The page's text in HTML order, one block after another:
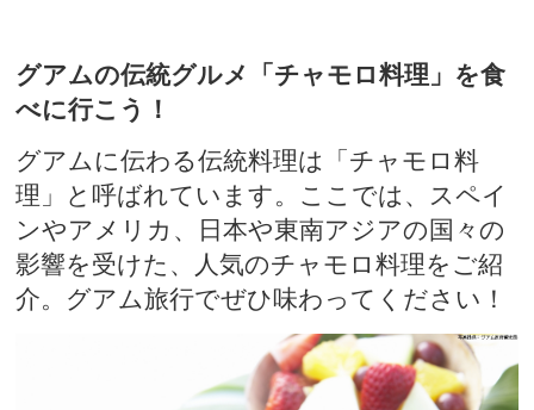
グアムの伝統グルメ「チャモロ料理」を食
べに行こう！
グアムに伝わる伝統料理は「チャモロ料
理」と呼ばれています。ここでは、スペイ
ンやアメリカ、日本や東南アジアの国々の
影響を受けた、人気のチャモロ料理をご紹
介。グアム旅行でぜひ味わってください！